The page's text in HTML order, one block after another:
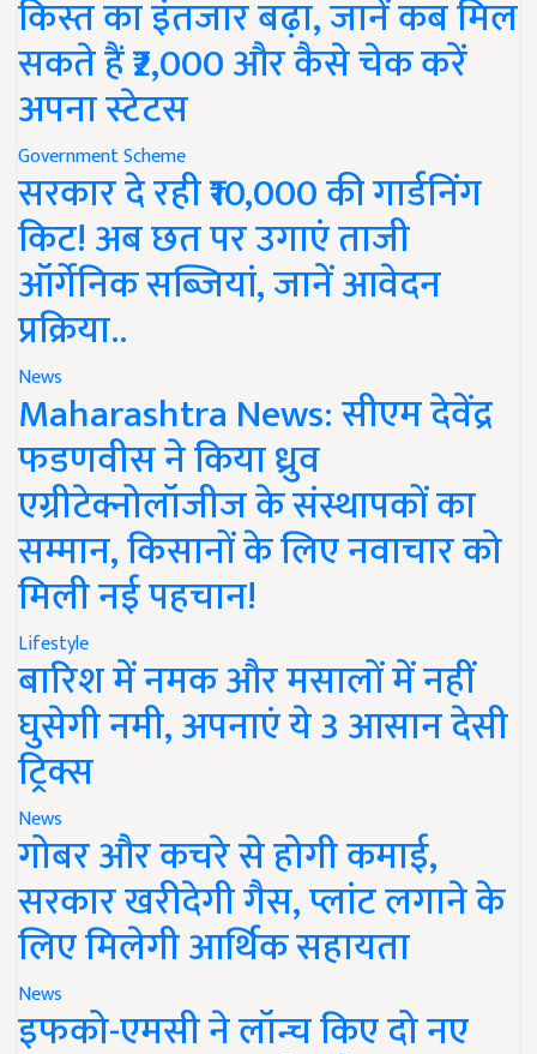
किस्त का इंतजार बढ़ा, जानें कब मिल
सकते हैं ₹2,000 और कैसे चेक करें
अपना स्टेटस
Government Scheme
सरकार दे रही ₹10,000 की गार्डनिंग
किट! अब छत पर उगाएं ताजी
ऑर्गेनिक सब्जियां, जानें आवेदन
प्रक्रिया..
News
Maharashtra News: सीएम देवेंद्र
फडणवीस ने किया ध्रुव
एग्रीटेक्नोलॉजीज के संस्थापकों का
सम्मान, किसानों के लिए नवाचार को
मिली नई पहचान!
Lifestyle
बारिश में नमक और मसालों में नहीं
घुसेगी नमी, अपनाएं ये 3 आसान देसी
ट्रिक्स
News
गोबर और कचरे से होगी कमाई,
सरकार खरीदेगी गैस, प्लांट लगाने के
लिए मिलेगी आर्थिक सहायता
News
इफको-एमसी ने लॉन्च किए दो नए